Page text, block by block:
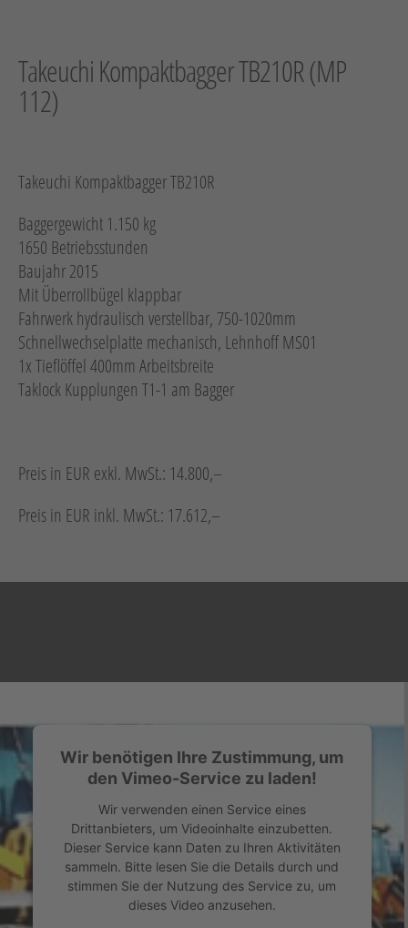
Schotter-/Betonbearbeitung
Garten
Sonstiges
Anhänger mit Zubehör
Verkauf
Neumaschinen
Gebrauchtmaschinen
Neuheiten
Kontakt
Schulungen
FacebookInstagram
Takeuchi Kompaktbagger TB210R (MP
112)
Takeuchi Kompaktbagger TB210R
Baggergewicht 1.150 kg
1650 Betriebsstunden
Baujahr 2015
Mit Überrollbügel klappbar
Fahrwerk hydraulisch verstellbar, 750-1020mm
Schnellwechselplatte mechanisch, Lehnhoff MS01
1x Tieflöffel 400mm Arbeitsbreite
Taklock Kupplungen T1-1 am Bagger
Preis in EUR exkl. MwSt.: 14.800,–
Preis in EUR inkl. MwSt.: 17.612,–
Wir benötigen Ihre Zustimmung, um
den Vimeo-Service zu laden!
Wir verwenden einen Service eines
Drittanbieters, um Videoinhalte einzubetten.
Dieser Service kann Daten zu Ihren Aktivitäten
sammeln. Bitte lesen Sie die Details durch und
stimmen Sie der Nutzung des Service zu, um
dieses Video anzusehen.